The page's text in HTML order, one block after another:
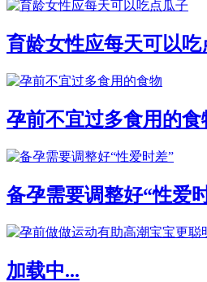
育龄女性应每天可以吃
孕前不宜过多食用的食
备孕需要调整好“性爱
加载中...